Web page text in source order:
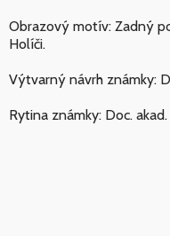
Obrazový motív: Zadný
Holíči.
Výtvarný návrh známky:
Rytina známky: Doc.